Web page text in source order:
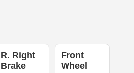
R. Right
Brake
Front
Wheel